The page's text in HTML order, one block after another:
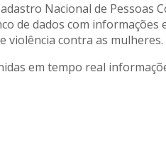
Nacional de Pessoas
de dados com
violência contra as mulheres.
em tempo real